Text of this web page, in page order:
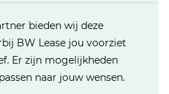
bieden wij deze
BW Lease jou voorziet
Er zijn mogelijkheden
naar jouw wensen.